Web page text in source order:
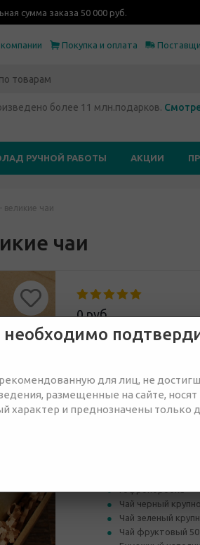
сумма заказа 50 000 руб.
Покупка и оплата
более 11 млн.подарков.
РУЧНОЙ РАБОТЫ АКЦИИ
чаи
чаи
0 руб.
Нет в наличии
Гофрокоробка
Чай черный
Чай зеленый
Чай фруктовый 50
необходимо
для лиц, не
размещенные на сайте, носят
характер и преднозначены только